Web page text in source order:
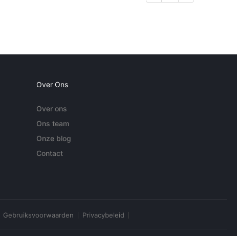
Over Ons
Over ons
Ons team
Onze blog
Contact
Gebruiksvoorwaarden Privacybeleid